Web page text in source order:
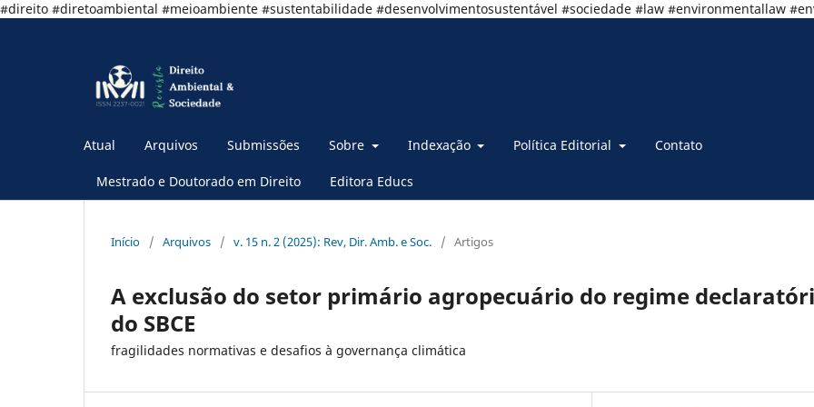
#direito #diretoambiental #meioambiente #sustentabilidade #desenvolvimentosustentável #sociedade #law #environmentallaw
Atual Arquivos Submissões Sobre Indexação Política Editorial Contato
Mestrado e Doutorado em Direito Editora Educs
Início / Arquivos / v. 15 n. 2 (2025): Rev, Dir. Amb. e Soc. / Artigos
A exclusão do setor primário agropecuário do regime
do SBCE
fragilidades normativas e desafios à governança climática